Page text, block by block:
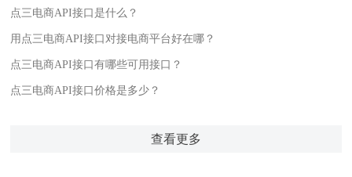
点三电商API接口是什么？
用点三电商API接口对接电商平台好在哪？
点三电商API接口有哪些可用接口？
点三电商API接口价格是多少？
查看更多